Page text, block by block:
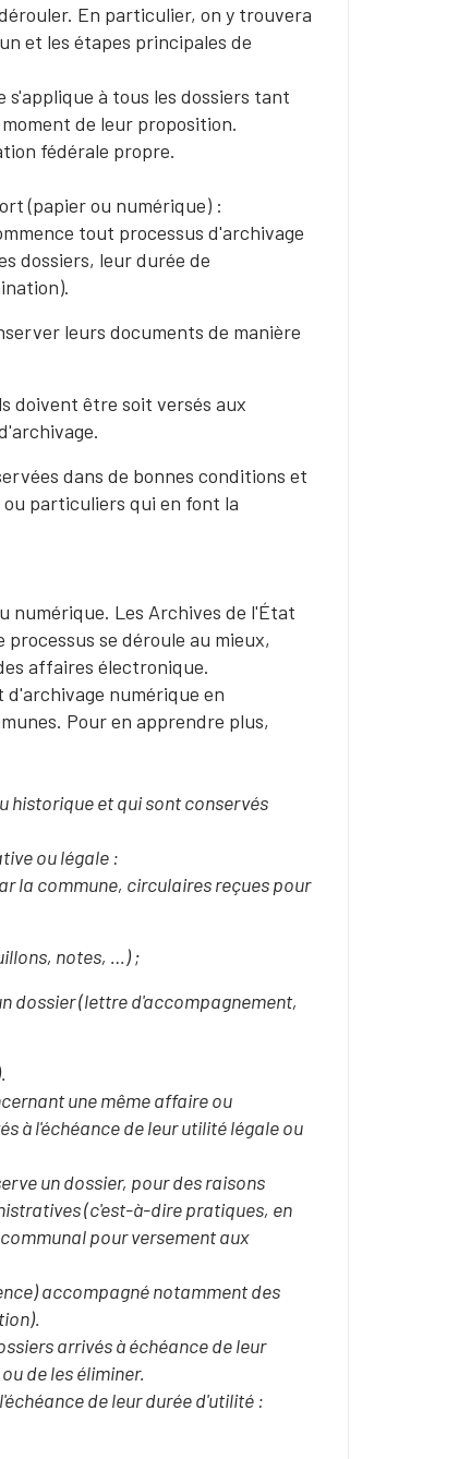
En particulier, on y trouvera
et les étapes principales de
à tous les dossiers tant
de leur proposition.
fédérale propre.
(papier ou numérique) :
tout processus d'archivage
dossiers, leur durée de
leurs documents de manière
doivent être soit versés aux
dans de bonnes conditions et
particuliers qui en font la
numérique. Les Archives de l'État
se déroule au mieux,
affaires électronique.
numérique en
Pour en apprendre plus,
historique et qui sont conservés
ou légale :
la commune, circulaires reçues pour
notes, …) ;
dossier (lettre d'accompagnement,
une même affaire ou
à l'échéance de leur utilité légale ou
un dossier, pour des raisons
(c'est-à-dire pratiques, en
pour versement aux
accompagné notamment des
arrivés à échéance de leur
de les éliminer.
de leur durée d'utilité :